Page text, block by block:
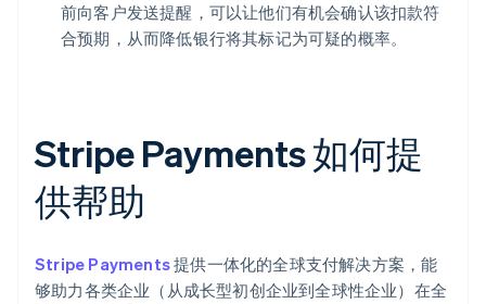
前向客户发送提醒，可以让他们有机会确认该扣款符
合预期，从而降低银行将其标记为可疑的概率。
Stripe Payments 如何提
供帮助
Stripe Payments提供一体化的全球支付解决方案，能
够助力各类企业（从成长型初创企业到全球性企业）在全